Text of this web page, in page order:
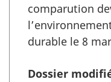
comparution
durable le 8
Dossier